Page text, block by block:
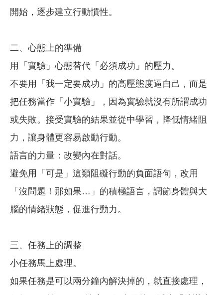
開始，逐步建立行動慣性。
二、心態上的準備
用「實驗」心態替代「必須成功」的壓力。
不要用「我一定要成功」的高壓態度逼自己，而是
把任務當作「小實驗」，因為實驗就沒有所謂成功
或失敗。接受實驗的結果並從中學習，降低情緒阻
力，讓身體更容易啟動行動。
語言的力量：改變內在對話。
避免用「可是」這類阻礙行動的負面語句，改用
「沒問題！那如果…」的積極語言，調節身體與大
腦的情緒狀態，促進行動力。
三、任務上的調整
小任務馬上處理。
如果任務是可以兩分鐘內解決掉的，就直接處理，